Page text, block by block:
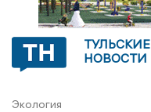
ТУЛЬСКИЕ
НОВОСТИ
Экология